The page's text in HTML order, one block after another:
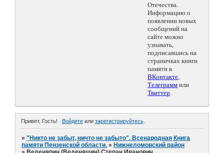
Отечества.
Информацию о
появлении новых
сообщений на
сайте можно
узнавать,
подписавшись на
страничках книги
памяти в
ВКонтакте,
Телеграмм или
Твиттер.
Привет, Гость! Войдитеили зарегистрируйтесь.
»"Никто не забыт, ничто не забыто". Всенародная Книга
памяти Пензенской области. » Нижнеломовский район